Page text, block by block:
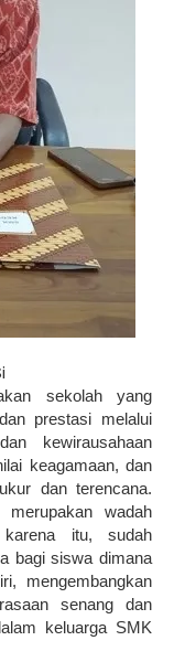
sekolah yang
prestasi melalui
kewirausahaan
keagamaan, dan
dan terencana.
wadah
karena itu, sudah
bagi siswa dimana
mengembangkan
senang dan
keluarga SMK